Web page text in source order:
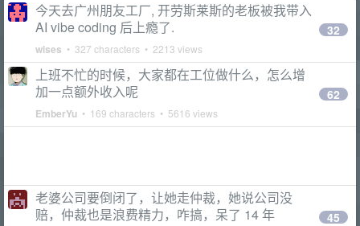
今天去广州朋友工厂, 开劳斯莱斯的老板被我带入
AI vibe coding 后上瘾了.
wises • 327 characters • 2213 views
32
上班不忙的时候，大家都在工位做什么，怎么增
加一点额外收入呢
EmberYu • 169 characters • 5616 views
62
老婆公司要倒闭了，让她走仲裁，她说公司没
赔，仲裁也是浪费精力，咋搞，呆了 14 年
45